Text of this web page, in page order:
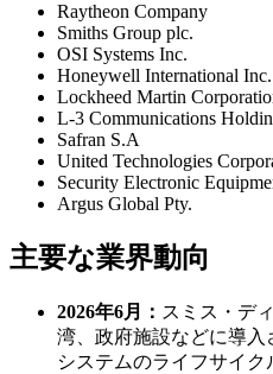
Raytheon Company
Smiths Group plc.
OSI Systems Inc.
Honeywell International Inc.
Lockheed Martin
L-3 Communications
Safran S.A
United Technologies
Security Electronic
Argus Global Pty.
主要な業界動向
2026年6月： スミス・デ
湾、政府施設などに導
システムのライフサイ